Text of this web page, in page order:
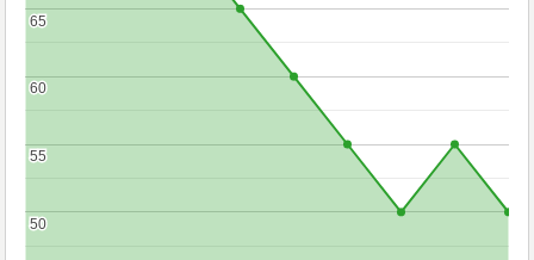
50
50
55
55
60
60
65
65